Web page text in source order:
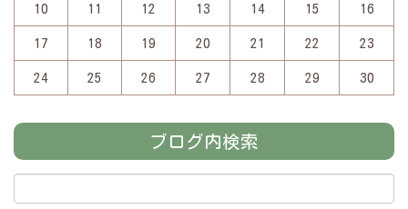
10 11 12 13 14 15 16
17 18 19 20 21 22 23
24 25 26 27 28 29 30
ブログ内検索